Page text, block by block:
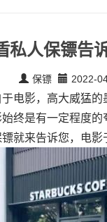
私人保镖告
保镖 2022-
电影，高大威猛
终是有一定程度
就来告诉您，电影